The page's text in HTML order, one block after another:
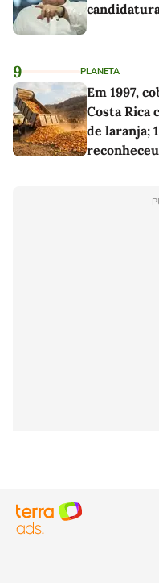
9 PLANETA
Em 1997,
Costa Rica
de laranja;